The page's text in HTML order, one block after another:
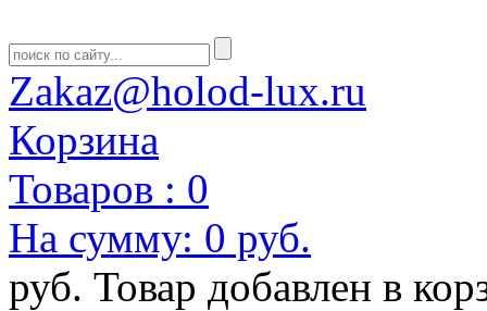
Zakaz@holod-lux.ru
Корзина
Товаров : 0
На сумму: 0 руб.
руб. Товар добавлен в